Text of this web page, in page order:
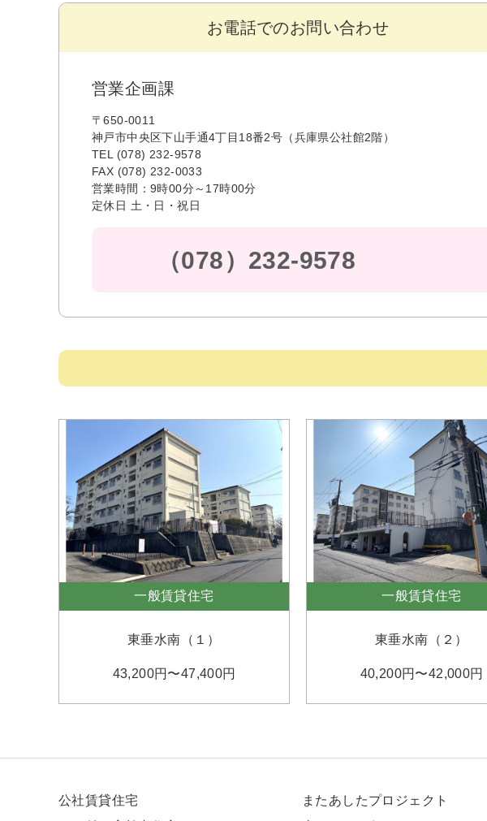
お電話でのお問い合わせ
営業企画課
〒650-0011
神戸市中央区下山手通4丁目18番2号（兵庫県公社館2階）
TEL (078) 232-9578
FAX (078) 232-0033
営業時間：9時00分～17時00分
定休日 土・日・祝日
（078）232-9578
一般賃貸住宅
東垂水南（１）
43,200円〜47,400円
一般賃貸住宅
東垂水南（２）
40,200円〜42,000円
公社賃貸住宅
またあしたプロジェクト